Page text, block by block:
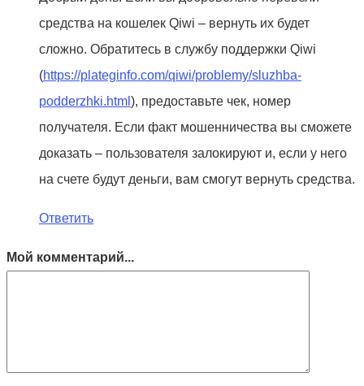
средства на кошелек Qiwi – вернуть их будет
сложно. Обратитесь в службу поддержки Qiwi
(https://plateginfo.com/qiwi/problemy/sluzhba-
podderzhki.html ), предоставьте чек, номер
получателя. Если факт мошенничества вы сможете
доказать – пользователя залокируют и, если у него
на счете будут деньги, вам смогут вернуть средства.
Ответить
Мой комментарий...